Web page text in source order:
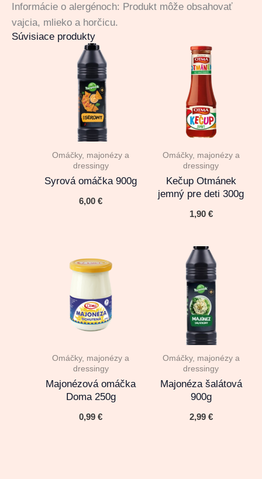
Informácie o alergénoch: Produkt môže obsahovať
vajcia, mlieko a horčicu.
Súvisiace produkty
Omáčky, majonézy a
dressingy
Syrová omáčka 900g
6,00€
Omáčky, majonézy a
dressingy
Kečup Otmánek
jemný pre deti 300g
1,90 €
Omáčky, majonézy a
dressingy
Majonézová omáčka
Doma 250g
0,99€
Omáčky, majonézy a
dressingy
Majonéza šalátová
900g
2,99 €